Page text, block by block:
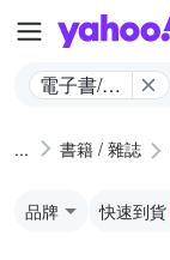
電子書/閱
書籍 / 雜誌
品牌 快速到貨